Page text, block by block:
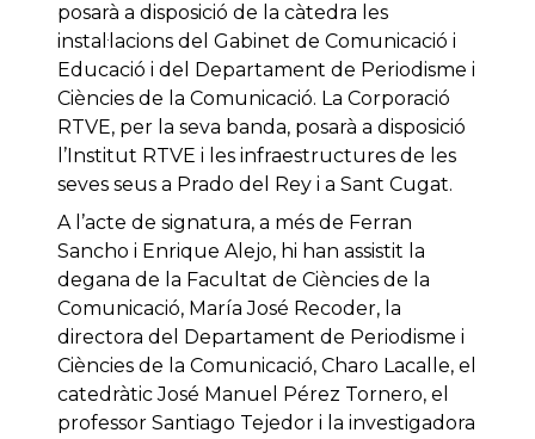
posarà a disposició de la càtedra les
instal·lacions del Gabinet de Comunicació i
Educació i del Departament de Periodisme i
Ciències de la Comunicació. La Corporació
RTVE, per la seva banda, posarà a disposició
l’Institut RTVE i les infraestructures de les
seves seus a Prado del Rey i a Sant Cugat.
A l’acte de signatura, a més de Ferran
Sancho i Enrique Alejo, hi han assistit la
degana de la Facultat de Ciències de la
Comunicació, María José Recoder, la
directora del Departament de Periodisme i
Ciències de la Comunicació, Charo Lacalle, el
catedràtic José Manuel Pérez Tornero, el
professor Santiago Tejedor i la investigadora